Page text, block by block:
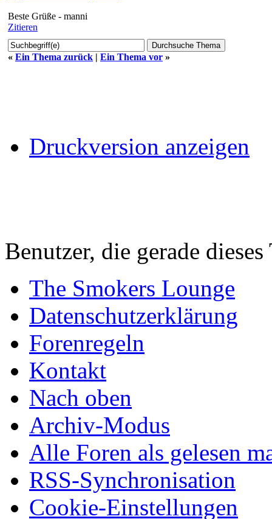
Beste Grüße - manni
Zitieren
« Ein Thema zurück | Ein Thema vor »
Druckversion anzeigen
Benutzer, die gerade
The Smokers Lounge
Datenschutzerklärung
Forenregeln
Kontakt
Nach oben
Archiv-Modus
Alle Foren als gelesen
RSS-Synchronisation
Cookie-Einstellungen